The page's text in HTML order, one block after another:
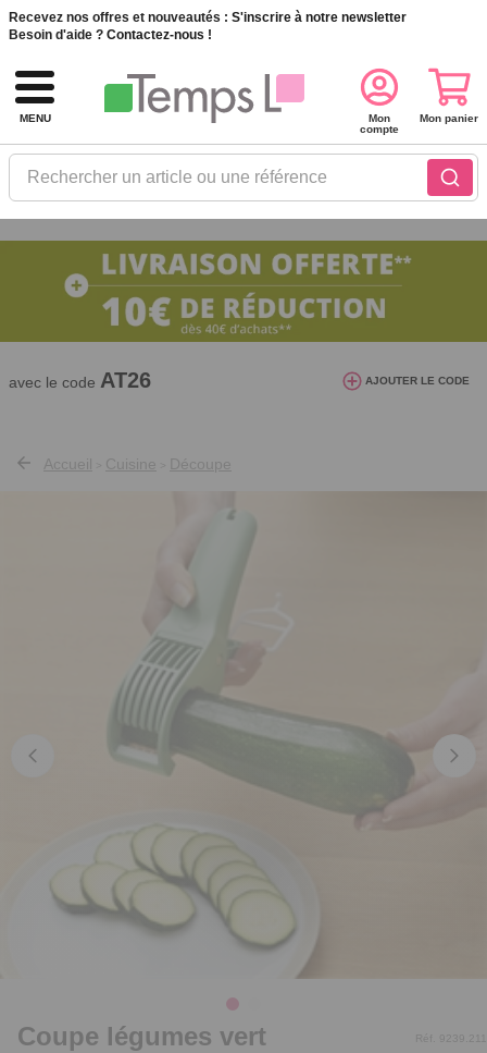
Recevez nos offres et nouveautés : S'inscrire à notre newsletter
Besoin d'aide ? Contactez-nous !
MENU
Rechercher un article ou une référence
Mon
compte
Mon panier
10€ de réduction dès 40€ d'achat. Offre
valable du 03/08/2026 au 12/08/2026.
avec le code AT26 AJOUTER LE CODE
Accueil Cuisine Découpe
Coupe légumes vert Réf. 9239.211